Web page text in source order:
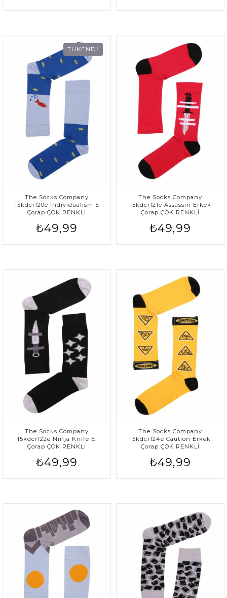
The Socks Company
15kdcr120e İndividualism E
Çorap ÇOK RENKLİ
TÜKENDİ
₺49,99
The Socks Company
15kdcr121e Assassın Erkek
Çorap ÇOK RENKLİ
₺49,99
The Socks Company
15kdcr122e Ninja Knife E.
Çorap ÇOK RENKLİ
₺49,99
The Socks Company
15kdcr124e Caution Erkek
Çorap ÇOK RENKLİ
₺49,99